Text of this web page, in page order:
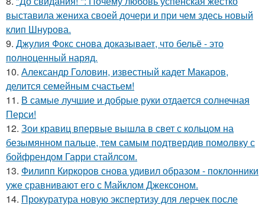
выставила жениха своей дочери и при чем здесь новый
клип Шнурова.
9. Джулия Фокс снова доказывает, что бельё - это
полноценный наряд.
10. Александр Головин, известный кадет Макаров,
делится семейным счастьем!
11. В самые лучшие и добрые руки отдается солнечная
Перси!
12. Зои кравиц впервые вышла в свет с кольцом на
безымянном пальце, тем самым подтвердив помолвку с
бойфрендом Гарри стайлсом.
13. Филипп Киркоров снова удивил образом - поклонники
уже сравнивают его с Майклом Джексоном.
14. Прокуратура новую экспертизу для лерчек после